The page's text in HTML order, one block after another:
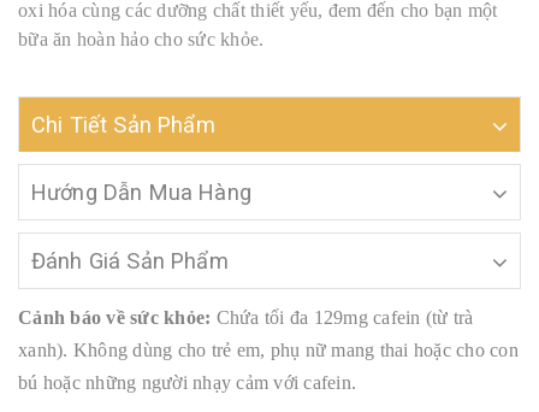
oxi hóa cùng các dưỡng chất thiết yếu, đem đến cho bạn một
bữa ăn hoàn hảo cho sức khỏe.
Chi Tiết Sản Phẩm
Hướng Dẫn Mua Hàng
Đánh Giá Sản Phẩm
Cảnh báo về sức khỏe: Chứa tối đa 129mg cafein (từ trà
xanh). Không dùng cho trẻ em, phụ nữ mang thai hoặc cho con
bú hoặc những người nhạy cảm với cafein.